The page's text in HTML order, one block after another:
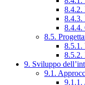
8.4.2.
8.4.3.
8.4.4.
8.5.
8.5.1.
8.5.2.
9. Sviluppo
9.1.
9.1.1.